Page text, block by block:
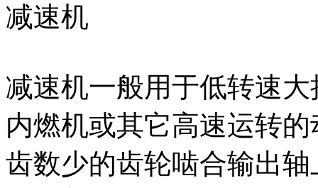
减速机
减速机一般用于低转速
内燃机或其它高速运转
齿数少的齿轮啮合输出